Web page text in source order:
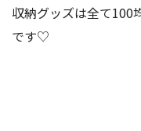
収納グッズは全て100
です♡